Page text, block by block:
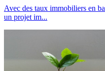
Avec des taux immobiliers en
un projet im...